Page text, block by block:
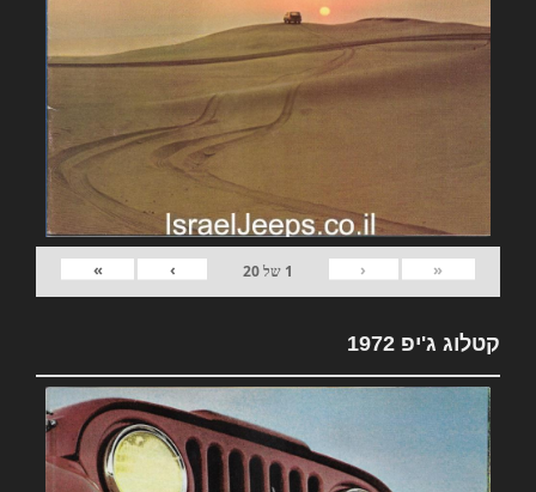
«
‹
1 של20
›
»
קטלוג ג'יפ 1972